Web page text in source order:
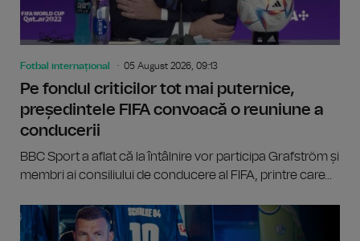
Fotbal internațional 05 August 2026, 09:13
Pe fondul criticilor tot mai puternice,
președintele FIFA convoacă o reuniune a
conducerii
BBC Sport a aflat că la întâlnire vor participa Grafström și
membri ai consiliului de conducere al FIFA, printre care...